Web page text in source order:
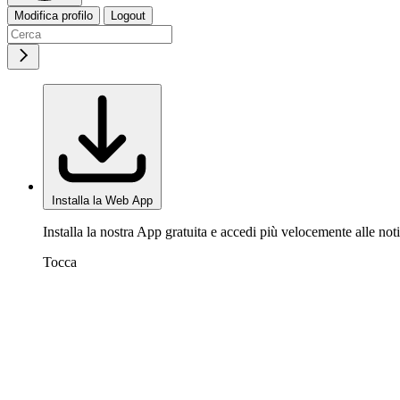
Modifica profilo Logout
Installa la Web App
Installa la nostra App gratuita e accedi più velocemente alle
Tocca